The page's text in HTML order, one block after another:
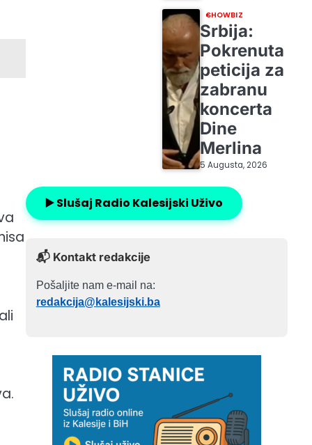
SHOWBIZ
Srbija:
Pokrenuta
peticija za
zabranu
koncerta
Dine
Merlina
5 Augusta, 2026
▶️ Slušaj Radio Kalesijski Uživo
📬 Kontakt redakcije
Pošaljite nam e-mail na:
redakcija@kalesijski.ba